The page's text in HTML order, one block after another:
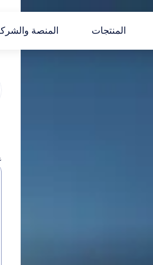
المنتجات المنصة